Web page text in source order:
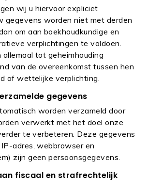
wij u hiervoor expliciet
gegevens worden niet met derden
om aan boekhoudkundige en
verplichtingen te voldoen.
tot geheimhouding
van de overeenkomst tussen hen
of wettelijke verplichting.
gegevens
worden verzameld door
verwerkt met het doel onze
te verbeteren. Deze gegevens
adres, webbrowser en
zijn geen persoonsgegevens.
fiscaal en strafrechtelijk